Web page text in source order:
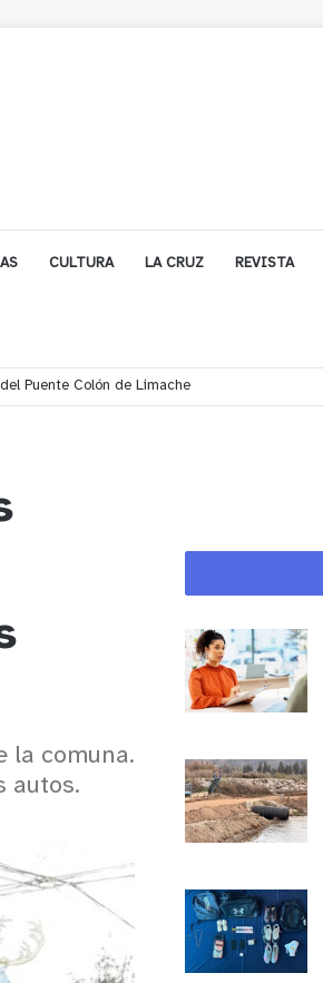
CULTURA LA CRUZ REVISTA
Puente Colón de Limache
la comuna.
autos.